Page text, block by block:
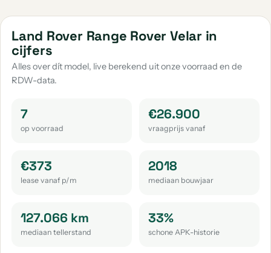
Land Rover Evoque
aantal: 1
Land Rover Range Rover Velar in
cijfers
Alles over dít model, live berekend uit onze voorraad en de
RDW-data.
7
op voorraad
€26.900
vraagprijs vanaf
€373
lease vanaf p/m
2018
mediaan bouwjaar
127.066 km
mediaan tellerstand
33%
schone APK-historie